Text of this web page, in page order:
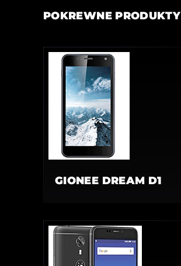
POKREWNE PRODUKTY
GIONEE DREAM D1